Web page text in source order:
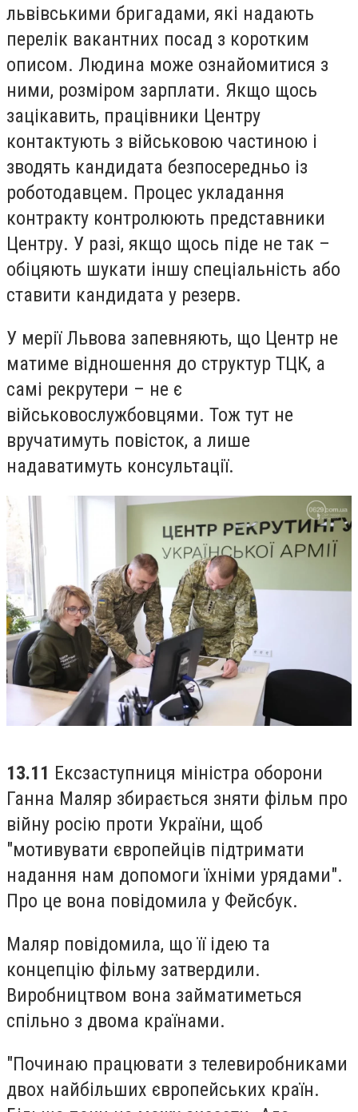
львівськими бригадами, які надають
перелік вакантних посад з коротким
описом. Людина може ознайомитися з
ними, розміром зарплати. Якщо щось
зацікавить, працівники Центру
контактують з військовою частиною і
зводять кандидата безпосередньо із
роботодавцем. Процес укладання
контракту контролюють представники
Центру. У разі, якщо щось піде не так –
обіцяють шукати іншу спеціальність або
ставити кандидата у резерв.
У мерії Львова запевняють, що Центр не
матиме відношення до структур ТЦК, а
самі рекрутери – не є
військовослужбовцями. Тож тут не
вручатимуть повісток, а лише
надаватимуть консультації.
13.11 Ексзаступниця міністра оборони
Ганна Маляр збирається зняти фільм про
війну росію проти України, щоб
"мотивувати європейців підтримати
надання нам допомоги їхніми урядами".
Про це вона повідомила у Фейсбук.
Маляр повідомила, що її ідею та
концепцію фільму затвердили.
Виробництвом вона займатиметься
спільно з двома країнами.
"Починаю працювати з телевиробниками
двох найбільших європейських країн.